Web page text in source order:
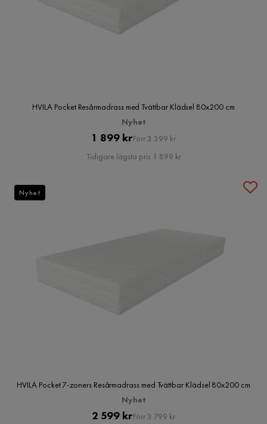
HVILA Pocket Resårmadrass med Tvättbar Klädsel 80x200 cm
Nyhet
Pris
1 899 krOriginal
Pris
Förr 3 399 kr
Tidigare lägsta pris 1 899 kr
HVILA Pocket 7-zoners Resårmadrass med Tvättbar Klädsel 80x200 cm
Nyhet
Pris
2 599 krOriginal
Förr 3 799 kr
Nyhet